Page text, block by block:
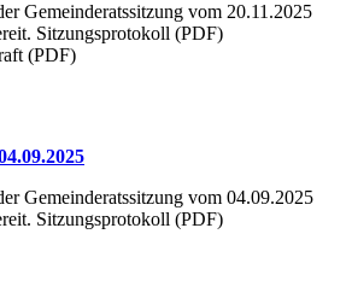
Gemeinderatssitzung vom 20.11.2025
Sitzungsprotokoll (PDF)
(PDF)
Gemeinderatssitzung vom 04.09.2025
Sitzungsprotokoll (PDF)